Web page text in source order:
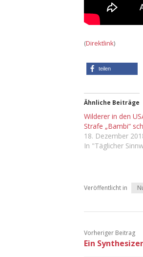
(Direktlink)
teilen
Ähnliche Beiträge
Wilderer in den
Strafe „Bambi“
18. Dezember
In "Täglicher
Veröffentlicht in
Vorheriger Beitrag
Ein